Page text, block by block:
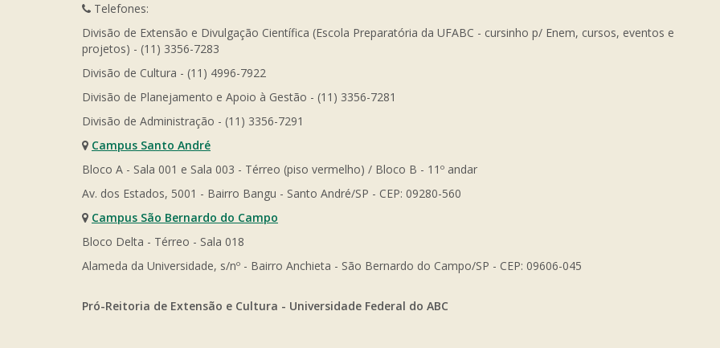
Telefones:
Divisão de Extensão e Divulgação Científica (Escola Preparatória da UFABC - cursinho p/ Enem, cursos, eventos e
projetos) - (11) 3356-7283
Divisão de Cultura - (11) 4996-7922
Divisão de Planejamento e Apoio à Gestão - (11) 3356-7281
Divisão de Administração - (11) 3356-7291
Campus Santo André
Bloco A - Sala 001 e Sala 003 - Térreo (piso vermelho) / Bloco B - 11º andar
Av. dos Estados, 5001 - Bairro Bangu - Santo André/SP - CEP: 09280-560
Campus São Bernardo do Campo
Bloco Delta - Térreo - Sala 018
Alameda da Universidade, s/nº - Bairro Anchieta - São Bernardo do Campo/SP - CEP: 09606-045
Pró-Reitoria de Extensão e Cultura - Universidade Federal do ABC